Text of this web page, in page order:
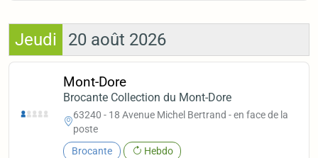
Jeudi 20 août 2026
Mont-Dore
Brocante Collection du Mont-Dore
63240 - 18 Avenue Michel Bertrand - en face de la
poste
Brocante Hebdo